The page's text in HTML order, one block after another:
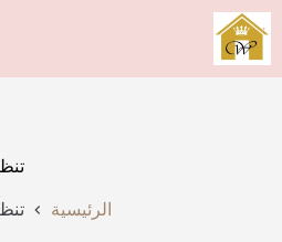
التجاوز
إلى
المحتوى
الرئيسية